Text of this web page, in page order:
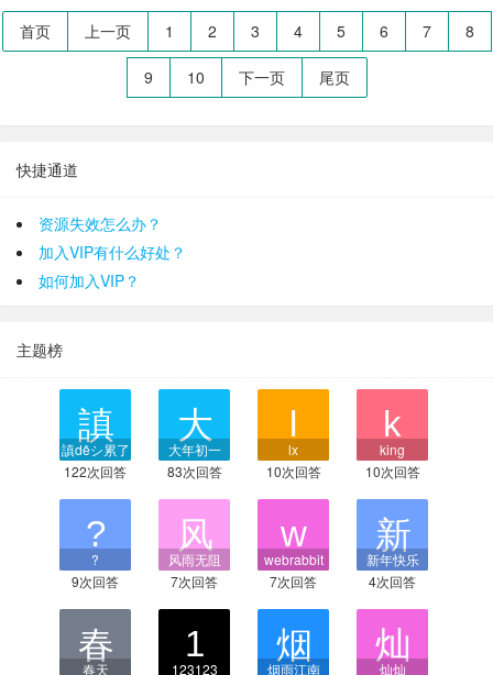
首页 上一页 1 2 3 4 5 6 7 8
9 10 下一页 尾页
快捷通道
资源失效怎么办？
加入VIP有什么好处？
如何加入VIP？
主题榜
謓dêシ累了
122次回答
大年初一
83次回答
lx
10次回答
king
10次回答
?
9次回答
风雨无阻
7次回答
webrabbit
7次回答
新年快乐
4次回答
春天 123123 烟雨江南 灿灿